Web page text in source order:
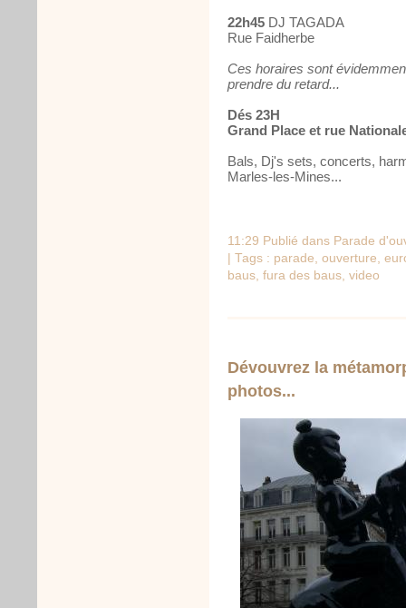
22h45 DJ TAGADA
Rue Faidherbe
Ces horaires sont
prendre du retard...
Dés 23H
Grand Place et rue
Bals, Dj's sets, concerts,
Marles-les-Mines...
11:29 Publié dans Parade
| Tags : parade ouverture
baus fura des baus video
Dévouvrez la
photos...